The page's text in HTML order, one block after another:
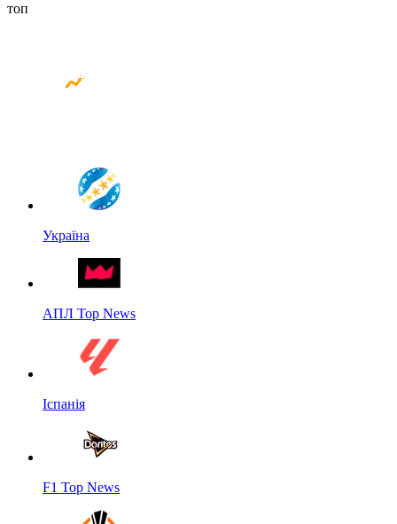
топ
Україна
АПЛ Top News
Іспанія
F1 Top News